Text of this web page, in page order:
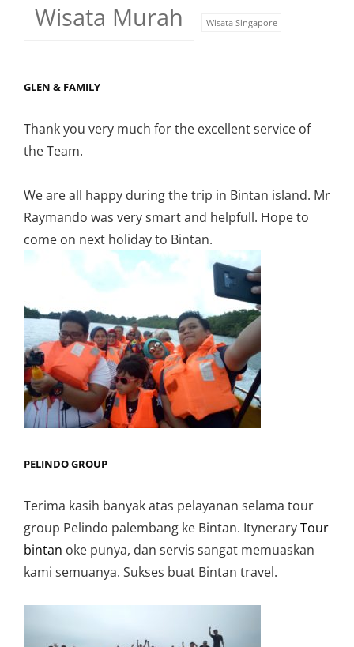
Wisata Murah Wisata Singapore
GLEN & FAMILY
Thank you very much for the excellent service of
the Team.
We are all happy during the trip in Bintan island. Mr
Raymando was very smart and helpfull. Hope to
come on next holiday to Bintan.
PELINDO GROUP
Terima kasih banyak atas pelayanan selama tour
group Pelindo palembang ke Bintan. ItyneraryTour
bintan oke punya, dan servis sangat memuaskan
kami semuanya. Sukses buat Bintan travel.